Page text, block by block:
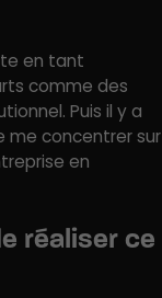
en tant
comme des
Puis il y a
me concentrer sur
en
réaliser ce